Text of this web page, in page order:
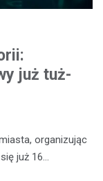
już tuż-
organizując
już 16…